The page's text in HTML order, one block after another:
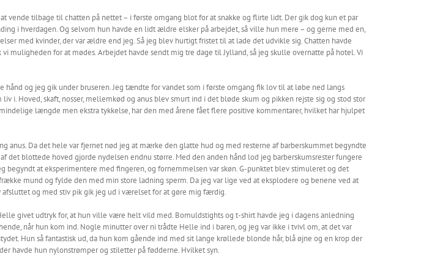
tilbage til chatten på nettet – i første omgang blot for at snakke og flirte lidt. Der gik dog kun et par
i hverdagen. Og selvom hun havde en lidt ældre elsker på arbejdet, så ville hun mere – og gerne med en,
med kvinder, der var ældre end jeg. Så jeg blev hurtigt fristet til at lade det udvikle sig. Chatten havde
for at mødes. Arbejdet havde sendt mig tre dage til Jylland, så jeg skulle overnatte på hotel. Vi
og jeg gik under bruseren. Jeg tændte for vandet som i første omgang fik lov til at løbe ned langs
i. Hoved, skaft, nosser, mellemkød og anus blev smurt ind i det bløde skum og pikken rejste sig og stod stor
længde men ekstra tykkelse, har den med årene fået flere positive kommentarer, hvilket har hjulpet
anus. Da det hele var fjernet nød jeg at mærke den glatte hud og med resterne af barberskummet begyndte
blottede hoved gjorde nydelsen endnu større. Med den anden hånd lod jeg barberskumsrester fungere
at eksperimentere med fingeren, og fornemmelsen var skøn. G-punktet blev stimuleret og det
mund og fylde den med min store ladning sperm. Da jeg var lige ved at eksplodere og benene ved at
og med stiv pik gik jeg ud i værelset for at gøre mig færdig.
givet udtryk for, at hun ville være helt vild med. Bomuldstights og t-shirt havde jeg i dagens anledning
når hun kom ind. Nogle minutter over ni trådte Helle ind i baren, og jeg var ikke i tvivl om, at det var
Hun så fantastisk ud, da hun kom gående ind med sit lange krøllede blonde hår, blå øjne og en krop der
havde hun nylonstrømper og stiletter på fødderne. Hvilket syn.